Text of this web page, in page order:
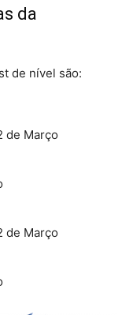
da
de nível são:
de Março
de Março